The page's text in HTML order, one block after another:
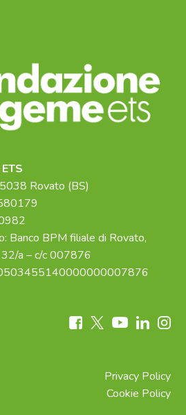
Rovato (BS)
Banco BPM filiale di Rovato,
a – c/c 007876
Privacy Policy
Cookie Policy